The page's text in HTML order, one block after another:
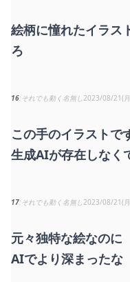
絵柄に憧れたイラス
ろ
16 それでも動く名無し2023/08/21(
この手のイラストで
生成AIが存在しなく
17 それでも動く名無し2023/08/21(
元々独特な絵なのに
AIでより深まったな